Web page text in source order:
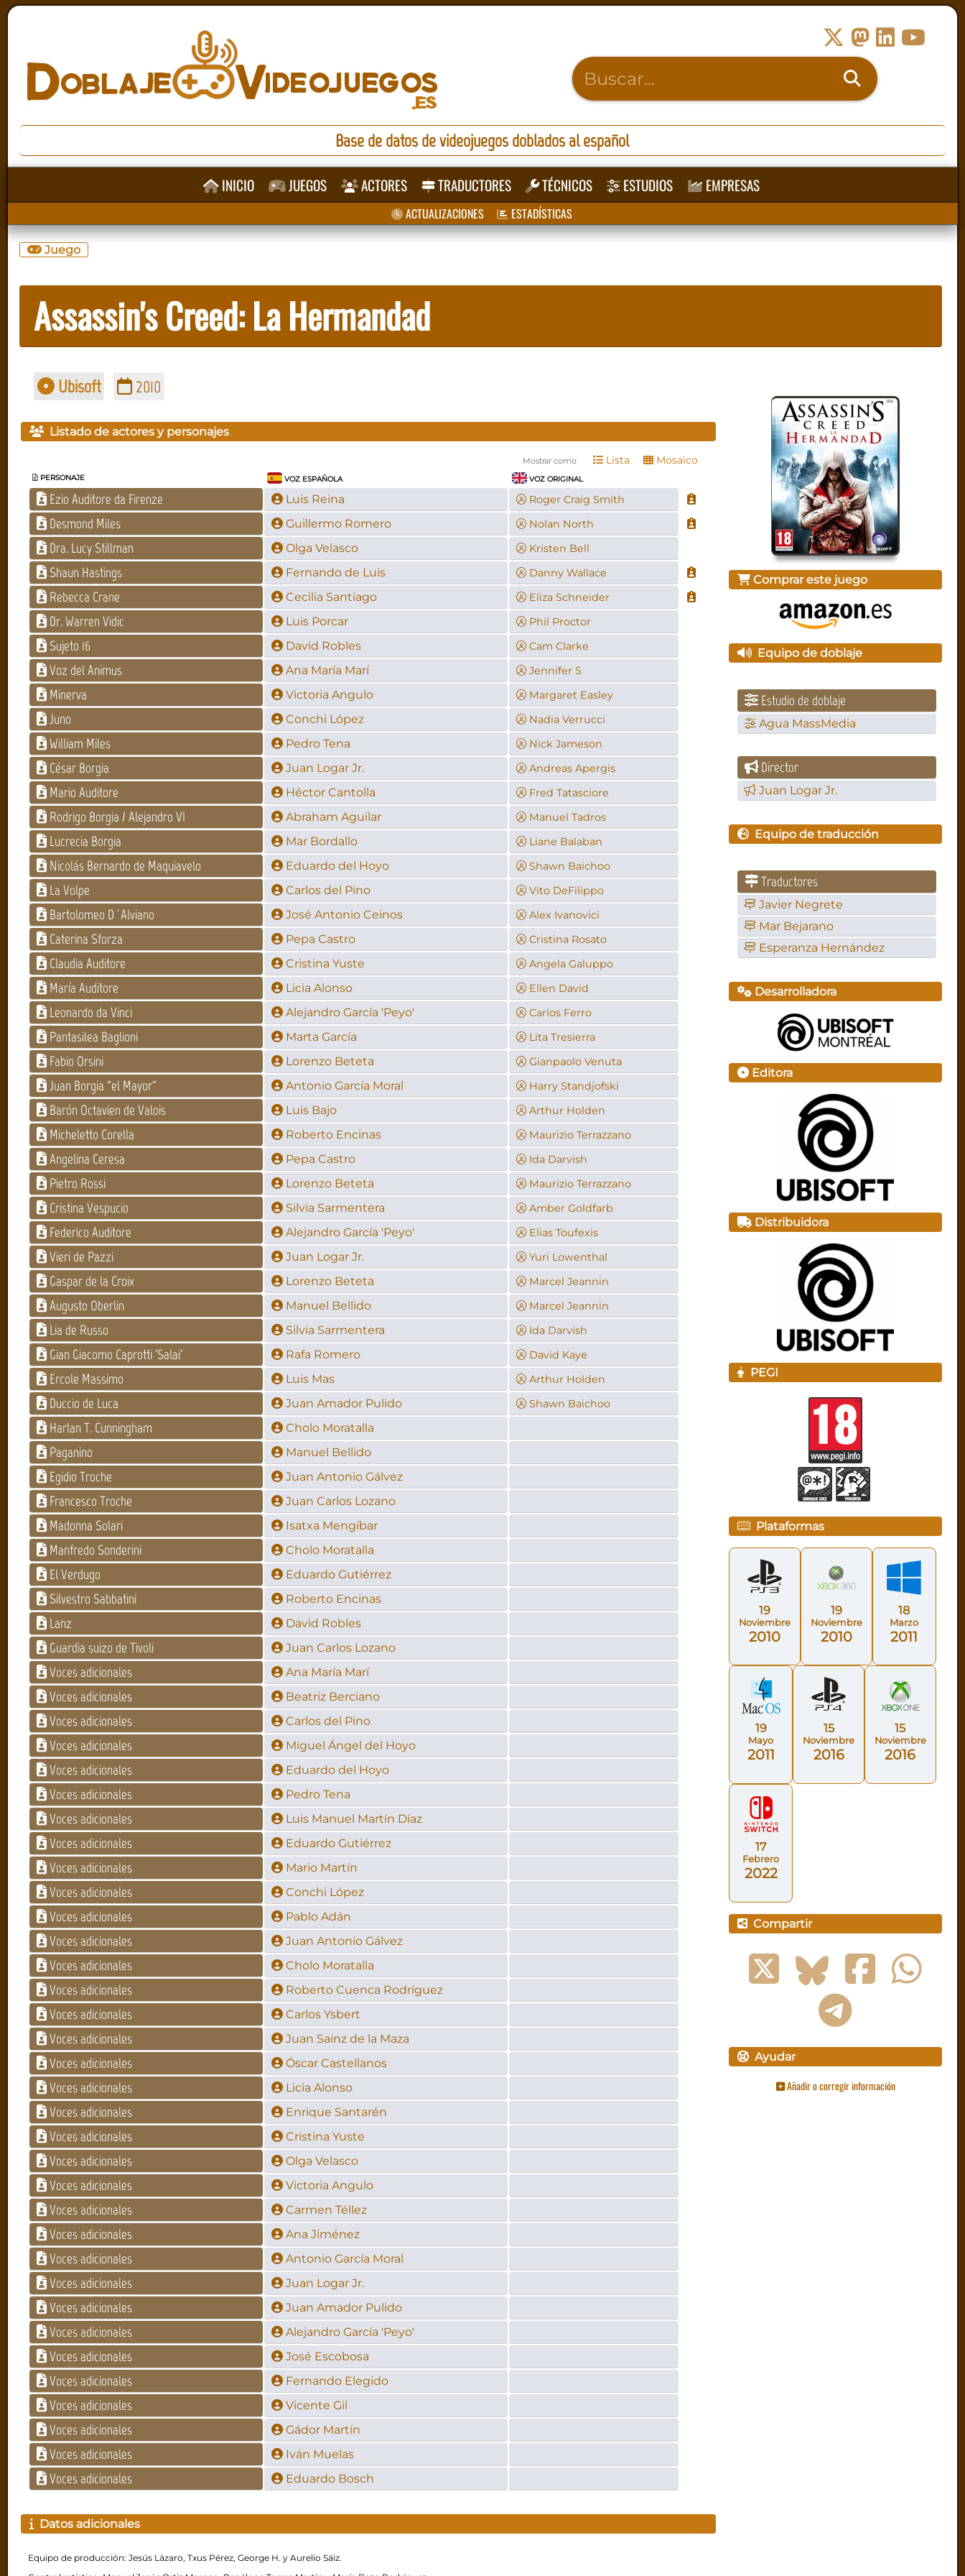
Base de datos de videojuegos doblados al español
INICIO JUEGOS ACTORES TRADUCTORES TÉCNICOS ESTUDIOS EMPRESAS
ACTUALIZACIONES ESTADÍSTICAS
Juego
Assassin's Creed: La Hermandad
Ubisoft 2010
Listado de actores y personajes
Mostrar como Lista Mosaico
PERSONAJE VOZ ESPAÑOLA VOZ ORIGINAL
Ezio Auditore da Firenze Luis Reina Roger Craig Smith
Desmond Miles Guillermo Romero Nolan North
Dra. Lucy Stillman Olga Velasco Kristen Bell
Shaun Hastings Fernando de Luis Danny Wallace
Rebecca Crane Cecilia Santiago Eliza Schneider
Dr. Warren Vidic Luis Porcar Phil Proctor
Sujeto 16 David Robles Cam Clarke
Voz del Animus Ana María Marí Jennifer S
Minerva Victoria Angulo Margaret Easley
Juno Conchi López Nadia Verrucci
William Miles Pedro Tena Nick Jameson
César Borgia Juan Logar Jr. Andreas Apergis
Mario Auditore Héctor Cantolla Fred Tatasciore
Rodrigo Borgia / Alejandro VI Abraham Aguilar Manuel Tadros
Lucrecia Borgia Mar Bordallo Liane Balaban
Nicolás Bernardo de Maquiavelo Eduardo del Hoyo Shawn Baichoo
La Volpe Carlos del Pino Vito DeFilippo
Bartolomeo D´Alviano José Antonio Ceinos Alex Ivanovici
Caterina Sforza Pepa Castro Cristina Rosato
Claudia Auditore Cristina Yuste Angela Galuppo
María Auditore Licia Alonso Ellen David
Leonardo da Vinci Alejandro García 'Peyo' Carlos Ferro
Pantasilea Baglioni Marta García Lita Tresierra
Fabio Orsini Lorenzo Beteta Gianpaolo Venuta
Juan Borgia "el Mayor" Antonio García Moral Harry Standjofski
Barón Octavien de Valois Luis Bajo Arthur Holden
Micheletto Corella Roberto Encinas Maurizio Terrazzano
Angelina Ceresa Pepa Castro Ida Darvish
Pietro Rossi Lorenzo Beteta Maurizio Terrazzano
Cristina Vespucio Silvia Sarmentera Amber Goldfarb
Federico Auditore Alejandro García 'Peyo' Elias Toufexis
Vieri de Pazzi Juan Logar Jr. Yuri Lowenthal
Gaspar de la Croix Lorenzo Beteta Marcel Jeannin
Augusto Oberlin Manuel Bellido Marcel Jeannin
Lia de Russo Silvia Sarmentera Ida Darvish
Gian Giacomo Caprotti 'Salai' Rafa Romero David Kaye
Ercole Massimo Luis Mas Arthur Holden
Duccio de Luca Juan Amador Pulido Shawn Baichoo
Harlan T. Cunningham Cholo Moratalla
Paganino Manuel Bellido
Egidio Troche Juan Antonio Gálvez
Francesco Troche Juan Carlos Lozano
Madonna Solari Isatxa Mengíbar
Manfredo Sonderini Cholo Moratalla
El Verdugo Eduardo Gutiérrez
Silvestro Sabbatini Roberto Encinas
Lanz David Robles
Guardia suizo de Tivoli Juan Carlos Lozano
Voces adicionales Ana María Marí
Voces adicionales Beatriz Berciano
Voces adicionales Carlos del Pino
Voces adicionales Miguel Ángel del Hoyo
Voces adicionales Eduardo del Hoyo
Voces adicionales Pedro Tena
Voces adicionales Luis Manuel Martín Díaz
Voces adicionales Eduardo Gutiérrez
Voces adicionales Mario Martín
Voces adicionales Conchi López
Voces adicionales Pablo Adán
Voces adicionales Juan Antonio Gálvez
Voces adicionales Cholo Moratalla
Voces adicionales Roberto Cuenca Rodríguez
Voces adicionales Carlos Ysbert
Voces adicionales Juan Sainz de la Maza
Voces adicionales Óscar Castellanos
Voces adicionales Licia Alonso
Voces adicionales Enrique Santarén
Voces adicionales Cristina Yuste
Voces adicionales Olga Velasco
Voces adicionales Victoria Angulo
Voces adicionales Carmen Téllez
Voces adicionales Ana Jiménez
Voces adicionales Antonio García Moral
Voces adicionales Juan Logar Jr.
Voces adicionales Juan Amador Pulido
Voces adicionales Alejandro García 'Peyo'
Voces adicionales José Escobosa
Voces adicionales Fernando Elegido
Voces adicionales Vicente Gil
Voces adicionales Gádor Martín
Voces adicionales Iván Muelas
Voces adicionales Eduardo Bosch
Datos adicionales
Equipo de producción: Jesús Lázaro, Txus Pérez, George H. y Aurelio Sáiz.
Comprar este juego
Equipo de doblaje
Estudio de doblaje
Agua MassMedia
Director
Juan Logar Jr.
Equipo de traducción
Traductores
Javier Negrete
Mar Bejarano
Esperanza Hernández
Desarrolladora
Editora
Distribuidora
PEGI
Plataformas
19
Noviembre
2010
19
Noviembre
2010
18
Marzo
2011
19
Mayo
2011
15
Noviembre
2016
15
Noviembre
2016
17
Febrero
2022
Compartir
Ayudar
Añadir o corregir información